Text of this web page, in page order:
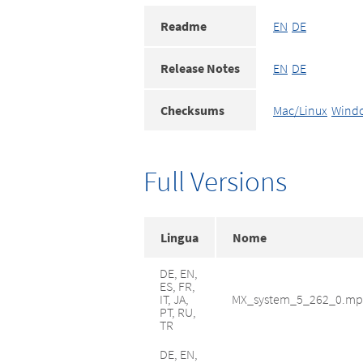
Readme EN DE
Release Notes EN DE
Checksums Mac/Linux
Full Versions
Lingua Nome
DE, EN,
ES, FR,
IT, JA,
PT, RU,
TR
DE, EN,